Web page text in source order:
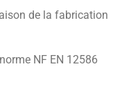
de la fabrication
NF EN 12586